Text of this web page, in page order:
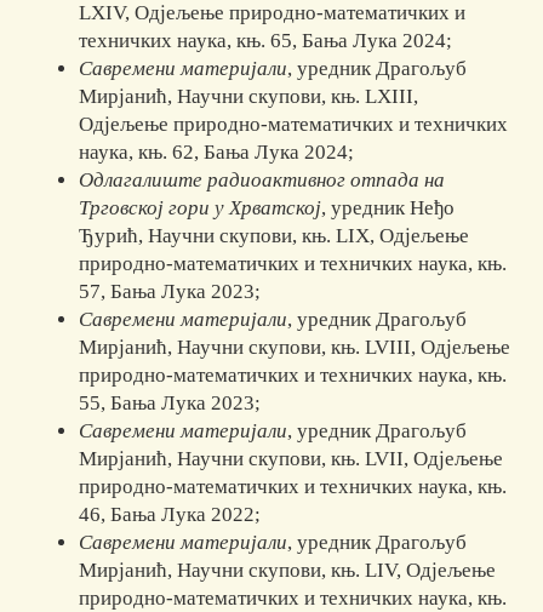
LXIV, Одјељење природно-математичких и
техничких наука, књ. 65, Бања Лука 2024;
Савремени материјали, уредник Драгољуб
Мирјанић, Научни скупови, књ. LXIII,
Одјељење природно-математичких и техничких
наука, књ. 62, Бања Лука 2024;
Одлагалиште радиоактивног отпада на
Трговској гори у Хрватској, уредник Неђо
Ђурић, Научни скупови, књ. LIX, Одјељење
природно-математичких и техничких наука, књ.
57, Бања Лука 2023;
Савремени материјали, уредник Драгољуб
Мирјанић, Научни скупови, књ. LVIII, Одјељење
природно-математичких и техничких наука, књ.
55, Бања Лука 2023;
Савремени материјали, уредник Драгољуб
Мирјанић, Научни скупови, књ. LVII, Одјељење
природно-математичких и техничких наука, књ.
46, Бања Лука 2022;
Савремени материјали, уредник Драгољуб
Мирјанић, Научни скупови, књ. LIV, Одјељење
природно-математичких и техничких наука, књ.